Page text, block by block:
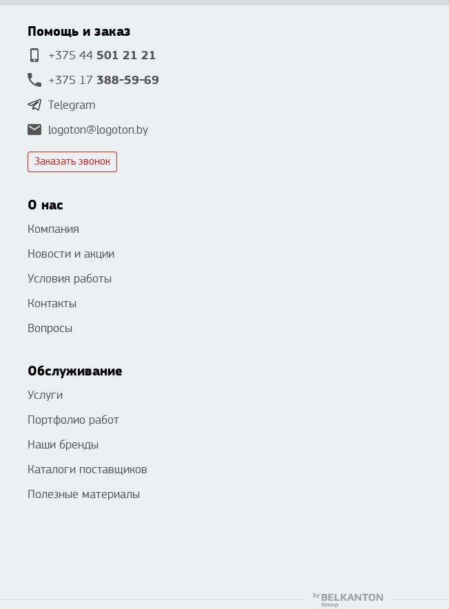
Помощь и заказ
+375 44 501 21 21
+375 17 388-59-69
Telegram
logoton@logoton.by
Заказать звонок
О нас
Компания
Новости и акции
Условия работы
Контакты
Вопросы
Обслуживание
Услуги
Портфолио работ
Наши бренды
Каталоги поставщиков
Полезные материалы